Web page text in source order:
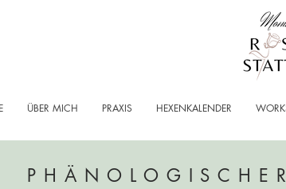
ÜBER MICH PRAXIS HEXENKALENDER